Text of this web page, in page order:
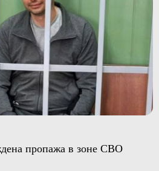
пропажа в зоне СВО